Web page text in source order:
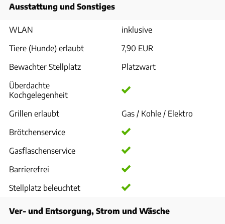
Ausstattung und Sonstiges
WLAN
inklusive
Tiere (Hunde) erlaubt
7,90 EUR
Bewachter Stellplatz
Platzwart
Überdachte
Kochgelegenheit
Grillen erlaubt
Gas / Kohle / Elektro
Brötchenservice
Gasflaschenservice
Barrierefrei
Stellplatz beleuchtet
Ver- und Entsorgung, Strom und Wäsche